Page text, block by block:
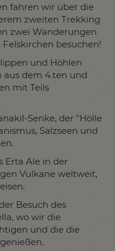
fahren wir über die
zweiten Trekking
zwei Wanderungen
besuchen!
und Höhlen
dem 4.ten und
mit Teils
Senke, der "Hölle
Salzseen und
Erta Ale in der
Vulkane weltweit,
Besuch des
wo wir die
und die die